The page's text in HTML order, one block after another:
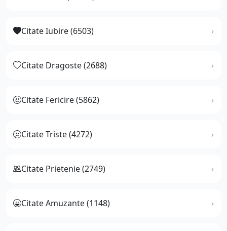
Citate Iubire (6503)
Citate Dragoste (2688)
Citate Fericire (5862)
Citate Triste (4272)
Citate Prietenie (2749)
Citate Amuzante (1148)